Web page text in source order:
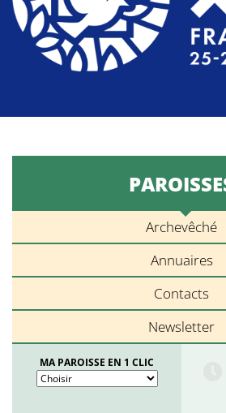
Archevêché
Annuaires
Contacts
Newsletter
MA PAROISSE EN 1 CLIC